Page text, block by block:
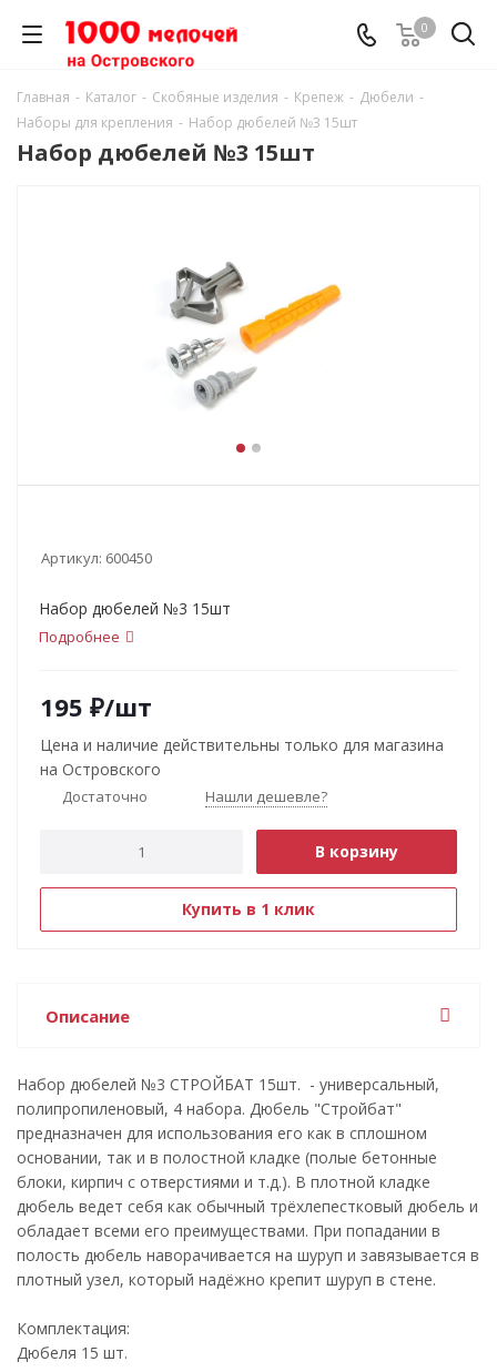
0
Главная - Каталог - Скобяные изделия - Крепеж - Дюбели -
Наборы для крепления - Набор дюбелей №3 15шт
Набор дюбелей №3 15шт
Артикул: 600450
Набор дюбелей №3 15шт
Подробнее
195 ₽/шт
Цена и наличие действительны только для магазина
на Островского
Достаточно Нашли дешевле?
В корзину
Купить в 1 клик
Описание
Набор дюбелей №3 СТРОЙБАТ 15шт. - универсальный,
полипропиленовый, 4 набора. Дюбель "Стройбат"
предназначен для использования его как в сплошном
основании, так и в полостной кладке (полые бетонные
блоки, кирпич с отверстиями и т.д.). В плотной кладке
дюбель ведет себя как обычный трёхлепестковый дюбель и
обладает всеми его преимуществами. При попадании в
полость дюбель наворачивается на шуруп и завязывается в
плотный узел, который надёжно крепит шуруп в стене.
Комплектация:
Дюбеля 15 шт.